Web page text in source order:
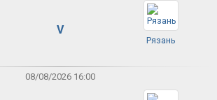
V
Рязань
08/08/2026 16:00